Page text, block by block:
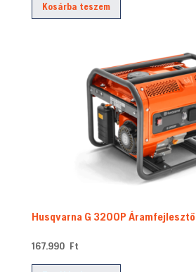
Kosárba teszem
Husqvarna G 3200P Áramfejlesztő
167.990 Ft